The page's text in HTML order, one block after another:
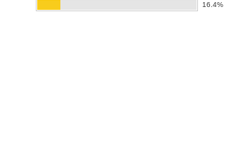
16.4%